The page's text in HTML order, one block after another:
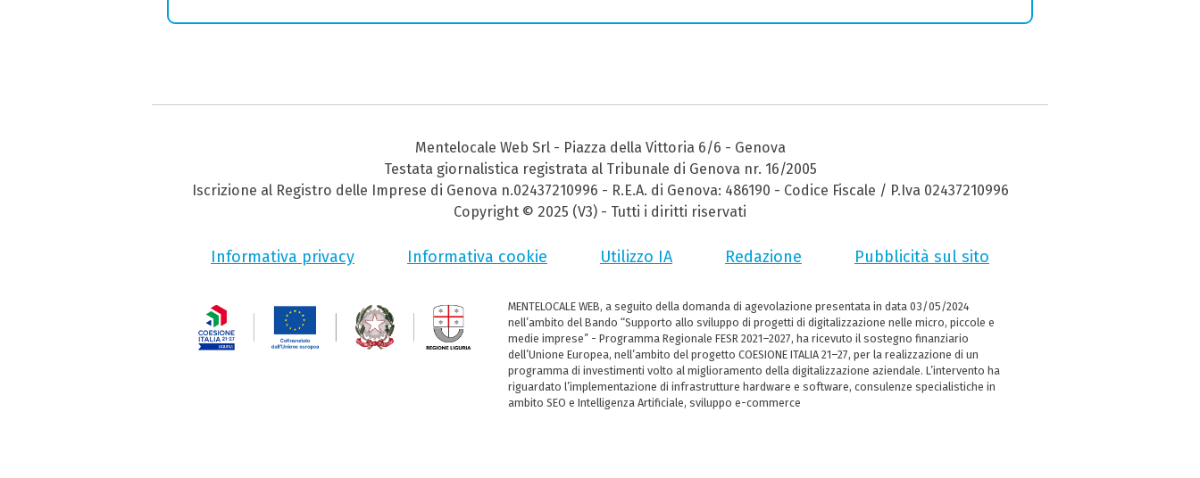
Mentelocale Web Srl - Piazza della Vittoria 6/6 - Genova
Testata giornalistica registrata al Tribunale di Genova nr. 16/2005
Iscrizione al Registro delle Imprese di Genova n.02437210996 - R.E.A. di Genova: 486190 - Codice Fiscale / P.Iva 02437210996
Copyright © 2025 (V3) - Tutti i diritti riservati
Informativa privacy Informativa cookie Utilizzo IA Redazione Pubblicità sul sito
MENTELOCALE WEB, a seguito della domanda di agevolazione presentata in data 03/05/2024
nell’ambito del Bando “Supporto allo sviluppo di progetti di digitalizzazione nelle micro, piccole e
medie imprese” - Programma Regionale FESR 2021–2027, ha ricevuto il sostegno finanziario
dell’Unione Europea, nell’ambito del progetto COESIONE ITALIA 21–27, per la realizzazione di un
programma di investimenti volto al miglioramento della digitalizzazione aziendale. L’intervento ha
riguardato l’implementazione di infrastrutture hardware e software, consulenze specialistiche in
ambito SEO e Intelligenza Artificiale, sviluppo e-commerce